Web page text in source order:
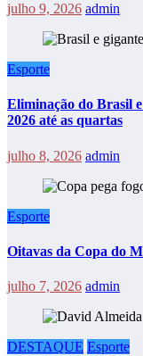
julho 9, 2026 admin
Esporte
Eliminação do Brasil
2026 até as quartas
julho 8, 2026 admin
Esporte
Oitavas da Copa do
julho 7, 2026 admin
DESTAQUE Esporte